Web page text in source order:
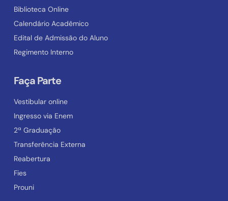
Biblioteca Online
Calendário Acadêmico
Edital de Admissão do Aluno
Regimento Interno
Faça Parte
Vestibular online
Ingresso via Enem
2ª Graduação
Transferência Externa
Reabertura
Fies
Prouni